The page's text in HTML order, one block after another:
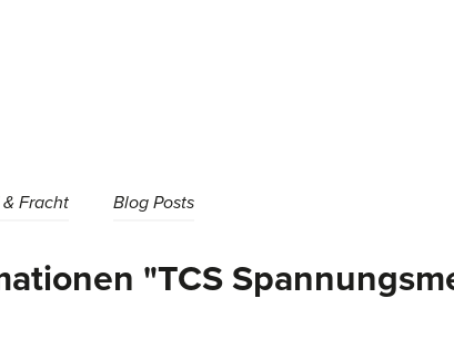
Fracht Blog Posts
"TCS